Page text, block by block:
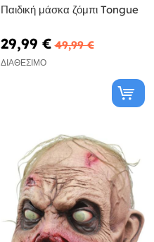
Παιδική μάσκα ζόμπι Tongue
29,99 € 49,99 €
ΔΙΑΘΈΣΙΜΟ